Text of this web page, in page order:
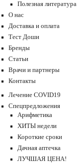
Полезная литература
О нас
Доставка и оплата
Тест Доши
Бренды
Статьи
Врачи и партнеры
Контакты
Лечение COVID19
Спецпредложения
Арифметика
ХИТЫ недели
Короткие сроки
Дачная аптечка
ЛУЧШАЯ ЦЕНА!